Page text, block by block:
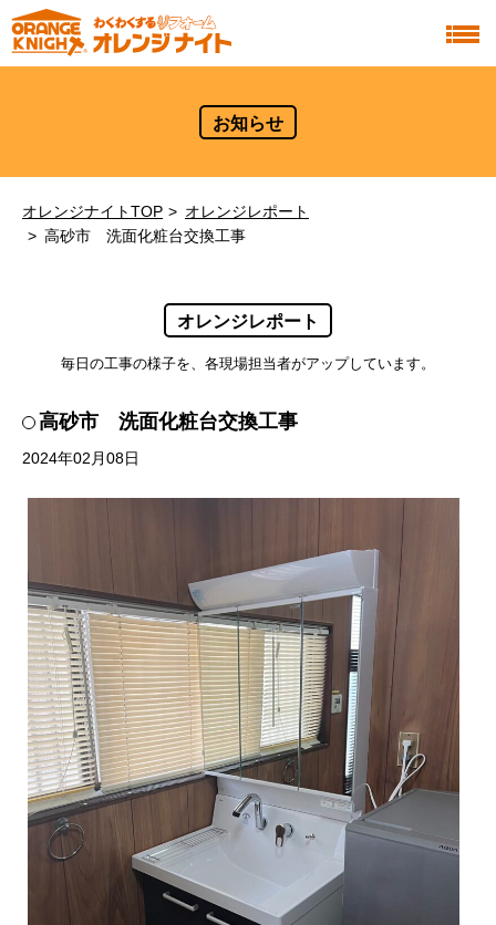
お知らせ
オレンジナイトTOP
オレンジレポート
高砂市 洗面化粧台交換工事
オレンジレポート
毎日の工事の様子を、各現場担当者がアップしています。
高砂市 洗面化粧台交換工事
2024年02月08日